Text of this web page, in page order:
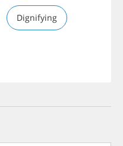
Dignifying